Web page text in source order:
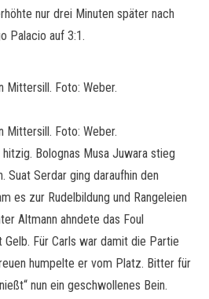
nur drei Minuten später nach
Palacio auf 3:1.
Mittersill. Foto: Weber.
Mittersill. Foto: Weber.
Bolognas Musa Juwara stieg
Suat Serdar ging daraufhin den
es zur Rudelbildung und Rangeleien
Altmann ahndete das Foul
Gelb. Für Carls war damit die Partie
humpelte er vom Platz. Bitter für
nun ein geschwollenes Bein.